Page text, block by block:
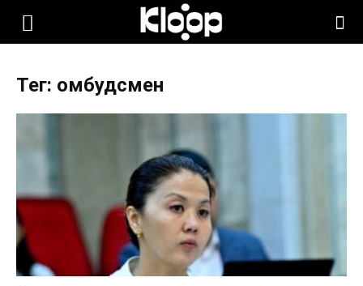
KLOOP.KG
Новости
Кыргызстана
Тег: омбудсмен